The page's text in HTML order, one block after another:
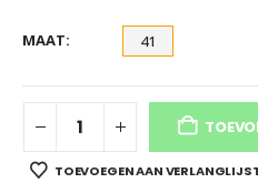
MAAT 41
TOEVOEGEN AAN